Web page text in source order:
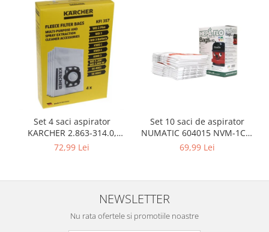
Accesorii aparate de ras electrice
Accesorii aparate hair styling
Aparate & Accesorii ingrijire
personala
Aparate cosmetice
Articole Sanatate si Wellness
Consumabile sanitare
Cosmetice si produse ingrijire
personala
Igiena dentara
Camera copilului
Igiena si ingrijire
Set 4 saci aspirator
KARCHER 2.863-314.0,
compatibil cu WD, KWD, SE
72,99 Lei
Set 10 saci de aspirator
NUMATIC 604015 NVM-1CH,
9L
69,99 Lei
NEWSLETTER
Nu rata ofertele si promotiile noastre